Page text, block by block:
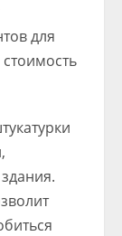
для